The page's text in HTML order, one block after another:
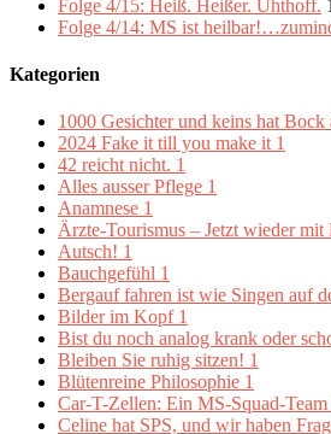
Folge 4/15: Heiß. Heißer. Uhthoff.
Folge 4/14: MS ist
Kategorien
1000 Gesichter und keins hat Bock
2024 Fake it till you make it 1
42 reicht nicht. 1
Alles ausser Pflege 1
Anamnese 1
Ärzte-Tourismus – Jetzt wieder mit
Autsch! 1
Bauchgefühl 1
Bergauf fahren ist wie Singen auf
Bilder im Kopf 1
Bist du noch analog krank oder
Bleiben Sie ruhig sitzen! 1
Blütenreine Philosophie 1
Car-T-Zellen: Ein MS-Squad-Team
Celine hat SPS, und wir haben